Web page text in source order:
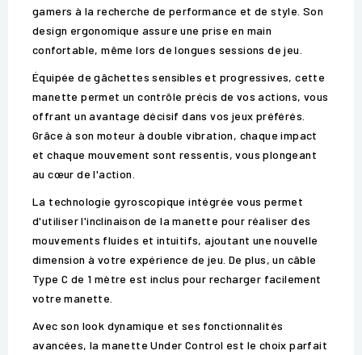
gamers à la recherche de performance et de style. Son
design ergonomique assure une prise en main
confortable, même lors de longues sessions de jeu.
Équipée de gâchettes sensibles et progressives, cette
manette permet un contrôle précis de vos actions, vous
offrant un avantage décisif dans vos jeux préférés.
Grâce à son moteur à double vibration, chaque impact
et chaque mouvement sont ressentis, vous plongeant
au cœur de l'action.
La technologie gyroscopique intégrée vous permet
d'utiliser l'inclinaison de la manette pour réaliser des
mouvements fluides et intuitifs, ajoutant une nouvelle
dimension à votre expérience de jeu. De plus, un câble
Type C de 1 mètre est inclus pour recharger facilement
votre manette.
Avec son look dynamique et ses fonctionnalités
avancées, la manette Under Control est le choix parfait